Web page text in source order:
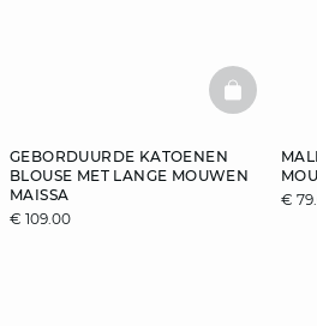
GEBORDUURDE KATOENEN
BLOUSE MET LANGE MOUWEN
MAISSA
€ 109.00
€